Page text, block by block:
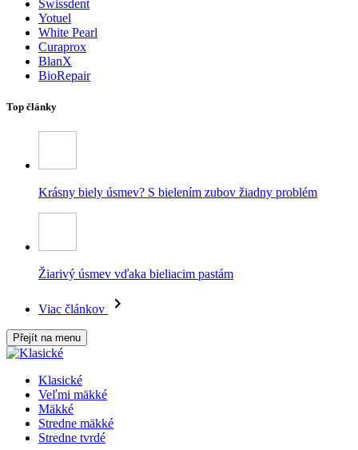
Swissdent
Yotuel
White Pearl
Curaprox
BlanX
BioRepair
Top články
Krásny biely úsmev? S bielením zubov žiadny problém
Žiarivý úsmev vďaka bieliacim pastám
Viac článkov
Přejít na menu
Klasické
Veľmi mäkké
Mäkké
Stredne mäkké
Stredne tvrdé